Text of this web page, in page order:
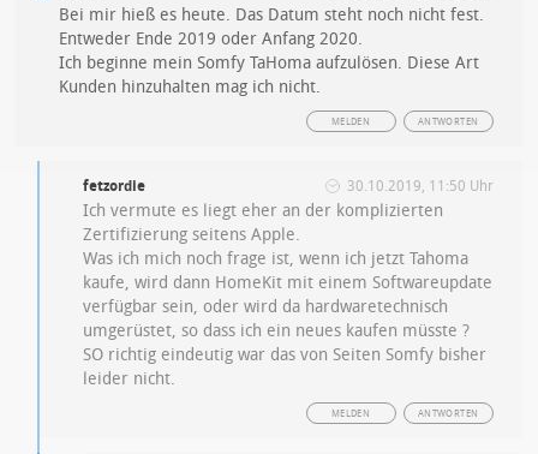
Bei mir hieß es heute. Das Datum steht noch nicht fest.
Entweder Ende 2019 oder Anfang 2020.
Ich beginne mein Somfy TaHoma aufzulösen. Diese Art
Kunden hinzuhalten mag ich nicht.
ANTWORTEN
MELDEN
fetzordie 30.10.2019, 11:50 Uhr
Ich vermute es liegt eher an der komplizierten
Zertifizierung seitens Apple.
Was ich mich noch frage ist, wenn ich jetzt Tahoma
kaufe, wird dann HomeKit mit einem Softwareupdate
verfügbar sein, oder wird da hardwaretechnisch
umgerüstet, so dass ich ein neues kaufen müsste ?
SO richtig eindeutig war das von Seiten Somfy bisher
leider nicht.
ANTWORTEN
MELDEN